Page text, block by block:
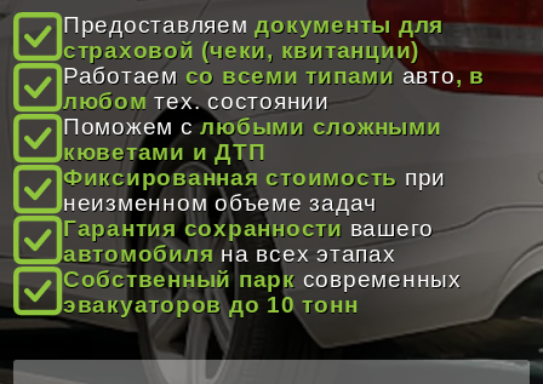
ЦЕНЫ
О НАС
ОТЗЫВЫ
КОНТАКТЫ
Предоставляемдокументы для
страховой (чеки, квитанции)
Работаем со всеми типами авто, в
любомтех. состоянии
Поможем слюбыми сложными
кюветами и ДТП
Фиксированная стоимость при
неизменном объеме задач
Гарантия сохранности вашего
автомобиля на всех этапах
Собственный парк современных
эвакуаторов до 10 тонн